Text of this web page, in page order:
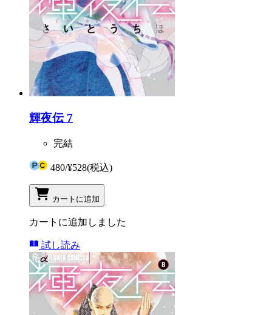
輝夜伝 7
完結
480/¥528(税込)
カートに追加
カートに追加しました
試し読み